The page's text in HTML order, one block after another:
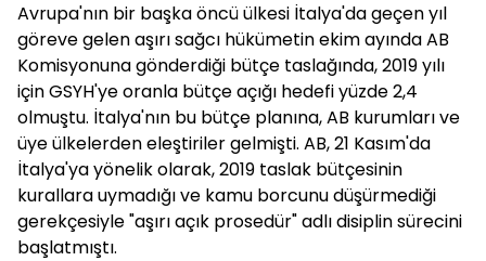
Avrupa'nın bir başka öncü ülkesi İtalya'da geçen yıl
göreve gelen aşırı sağcı hükümetin ekim ayında AB
Komisyonuna gönderdiği bütçe taslağında, 2019 yılı
için GSYH'ye oranla bütçe açığı hedefi yüzde 2,4
olmuştu. İtalya'nın bu bütçe planına, AB kurumları ve
üye ülkelerden eleştiriler gelmişti. AB, 21 Kasım'da
İtalya'ya yönelik olarak, 2019 taslak bütçesinin
kurallara uymadığı ve kamu borcunu düşürmediği
gerekçesiyle "aşırı açık prosedür" adlı disiplin sürecini
başlatmıştı.